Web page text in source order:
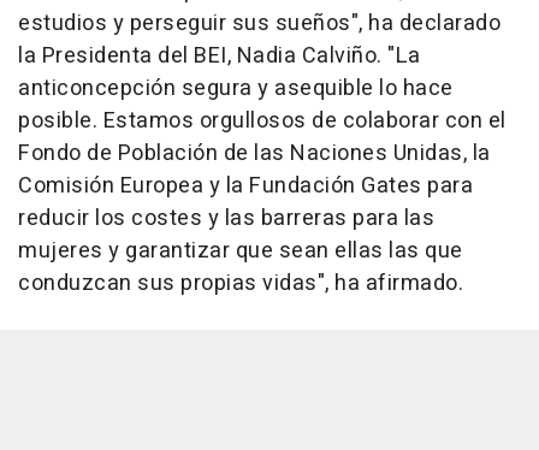
estudios y perseguir sus sueños", ha declarado
la Presidenta del BEI, Nadia Calviño. "La
anticoncepción segura y asequible lo hace
posible. Estamos orgullosos de colaborar con el
Fondo de Población de las Naciones Unidas, la
Comisión Europea y la Fundación Gates para
reducir los costes y las barreras para las
mujeres y garantizar que sean ellas las que
conduzcan sus propias vidas", ha afirmado.